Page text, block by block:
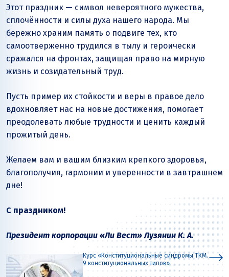
Этот праздник — символ невероятного мужества,
сплочённости и силы духа нашего народа. Мы
бережно храним память о подвиге тех, кто
самоотверженно трудился в тылу и героически
сражался на фронтах, защищая право на мирную
жизнь и созидательный труд.
Пусть пример их стойкости и веры в правое дело
вдохновляет нас на новые достижения, помогает
преодолевать любые трудности и ценить каждый
прожитый день.
Желаем вам и вашим близким крепкого здоровья,
благополучия, гармонии и уверенности в завтрашнем
дне!
С праздником!
Президент корпорации «Ли Вест» Лузянин К. А.
Курс «Конституциональные синдромы ТКМ.
9 конституциональных типов»